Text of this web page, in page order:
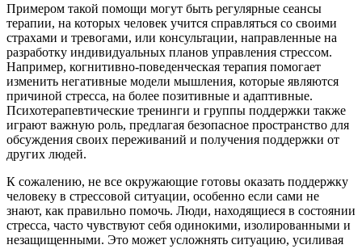
Примером такой помощи могут быть регулярные сеансы
терапии, на которых человек учится справляться со своими
страхами и тревогами, или консультации, направленные на
разработку индивидуальных планов управления стрессом.
Например, когнитивно-поведенческая терапия помогает
изменить негативные модели мышления, которые являются
причиной стресса, на более позитивные и адаптивные.
Психотерапевтические тренинги и группы поддержки также
играют важную роль, предлагая безопасное пространство для
обсуждения своих переживаний и получения поддержки от
других людей.
К сожалению, не все окружающие готовы оказать поддержку
человеку в стрессовой ситуации, особенно если сами не
знают, как правильно помочь. Люди, находящиеся в состоянии
стресса, часто чувствуют себя одинокими, изолированными и
незащищенными. Это может усложнять ситуацию, усиливая